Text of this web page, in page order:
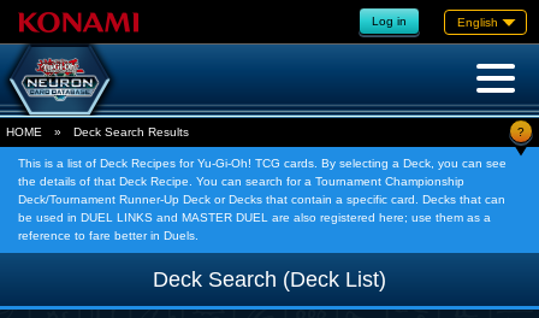
Log in English
HOME » Deck Search Results ?
This is a list of Deck Recipes for Yu-Gi-Oh! TCG cards. By selecting a Deck, you can see
the details of that Deck Recipe. You can search for a Tournament Championship
Deck/Tournament Runner-Up Deck or Decks that contain a specific card. Decks that can
be used in DUEL LINKS and MASTER DUEL are also registered here; use them as a
reference to fare better in Duels.
Deck Search (Deck List)